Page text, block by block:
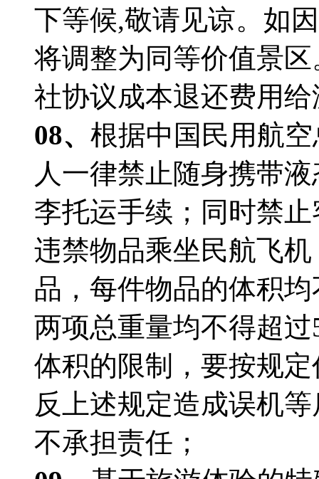
下等候,敬请见谅。如
将调整为同等价值景
社协议成本退还费用
08、 根据中国民用航
人一律禁止随身携带
李托运手续；同时禁
违禁物品乘坐民航飞
品，每件物品的体积
两项总重量均不得超
体积的限制，要按规
反上述规定造成误机
不承担责任；